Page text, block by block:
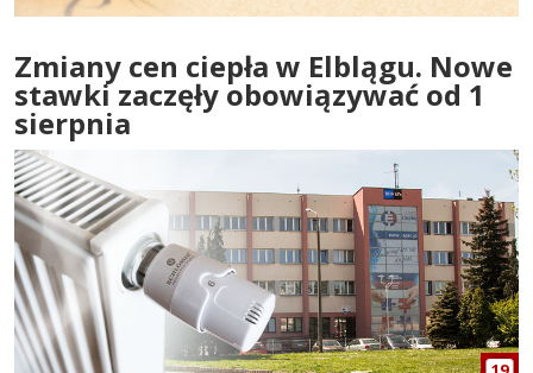
Zmiany cen ciepła w Elblągu. Nowe
stawki zaczęły obowiązywać od 1
sierpnia